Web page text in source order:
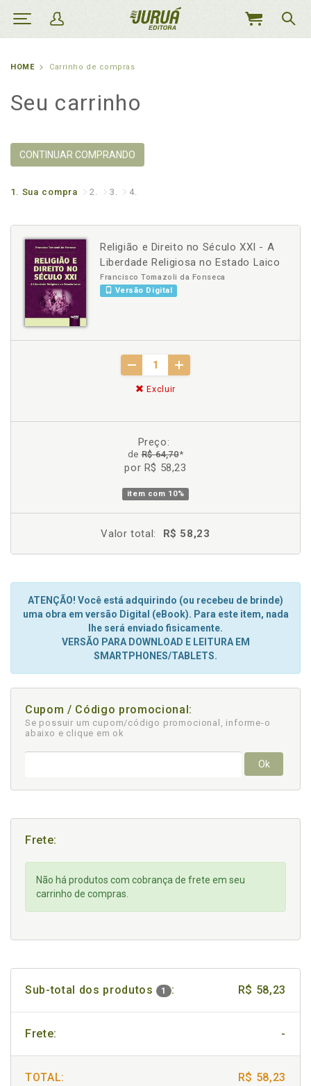
MEU
HOME Carrinho de compras
Seu carrinho
CONTINUAR COMPRANDO
1. Sua compra 2. 3. 4.
Religião e Direito no Século XXI - A
Liberdade Religiosa no Estado Laico
Francisco Tomazoli da Fonseca
Versão Digital
Excluir
Preço:
deR$ 64,70*
por R$ 58,23
item com 10%
Valor total: R$ 58,23
ATENÇÃO! Você está adquirindo (ou recebeu de brinde)
uma obra em versão Digital (eBook). Para este item, nada
lhe será enviado fisicamente.
VERSÃO PARA DOWNLOAD E LEITURA EM
SMARTPHONES/TABLETS.
Cupom / Código promocional:
Se possuir um cupom/código promocional, informe-o
abaixo e clique em ok
Ok
Frete:
Não há produtos com cobrança de frete em seu
carrinho de compras.
Sub-total dos produtos 1 : R$ 58,23
Frete: -
TOTAL: R$ 58,23